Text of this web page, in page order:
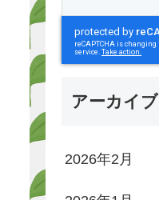
アーカイブ
2026年2月